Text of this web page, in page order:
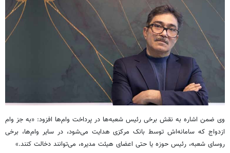
وی ضمن اشاره به نقش برخی رئیس شعبه‌ها در پرداخت وام‌ها افزود: «به جز وام
ازدواج که سامانه‌اش توسط بانک مرکزی هدایت می‌شود، در سایر وام‌ها، برخی
روسای شعبه، رئیس حوزه یا حتی اعضای هیئت مدیره، می‌توانند دخالت کنند.»